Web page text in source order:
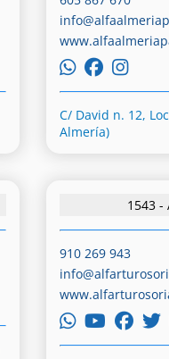
C/ David n. 12,
Almería)
1543 -
910 269 943